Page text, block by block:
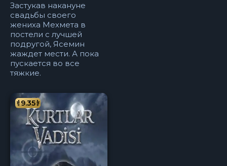
Застукав накануне
свадьбы своего
жениха Мехмета в
постели с лучшей
подругой, Ясемин
жаждет мести. А пока
пускается во все
тяжкие.
9.35